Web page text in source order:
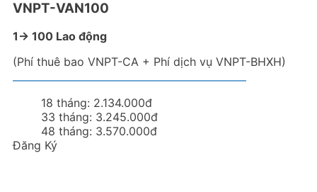
VNPT-VAN100
1-> 100 Lao động
(Phí thuê bao VNPT-CA + Phí dịch vụ VNPT-BHXH)
18 tháng: 2.134.000đ
33 tháng: 3.245.000đ
48 tháng: 3.570.000đ
Đăng Ký